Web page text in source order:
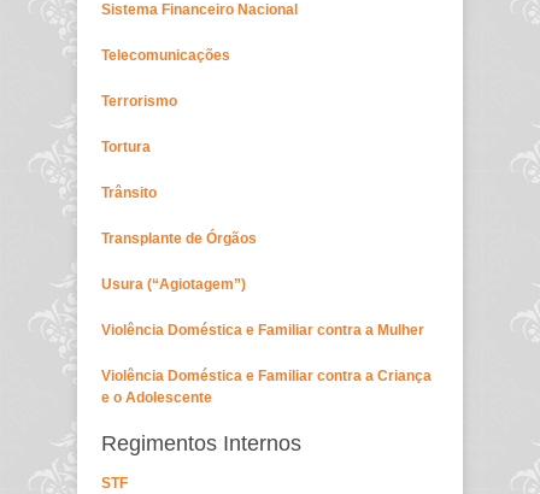
Sistema Financeiro Nacional
Telecomunicações
Terrorismo
Tortura
Trânsito
Transplante de Órgãos
Usura (“Agiotagem”)
Violência Doméstica e Familiar contra a Mulher
Violência Doméstica e Familiar contra a Criança
e o Adolescente
Regimentos Internos
STF